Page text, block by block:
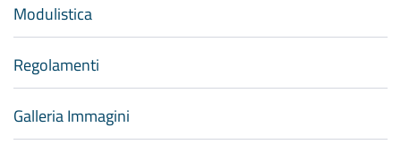
Modulistica
Regolamenti
Galleria Immagini